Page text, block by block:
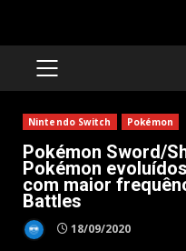
PRIMARY
Nintendo Switch Pokémon
Pokémon Sword/
Pokémon
com maior
Battles
18/09/2020